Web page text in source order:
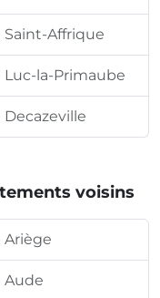
Affrique
la-Primaube
voisins
Aude